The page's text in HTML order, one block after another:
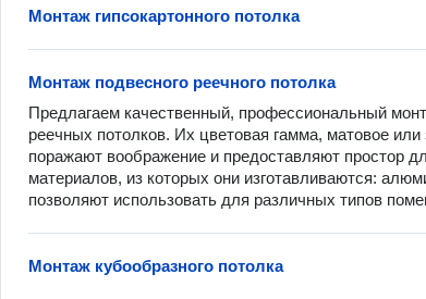
Монтаж гипсокартонного потолка
Монтаж подвесного реечного потолка
Предлагаем качественный, профессиональный
реечных потолков. Их цветовая гамма, матовое или
поражают воображение и предоставляют простор
материалов, из которых они изготавливаются:
позволяют использовать для различных типов
Монтаж кубообразного потолка